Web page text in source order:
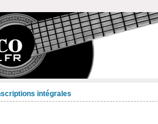
intégrales